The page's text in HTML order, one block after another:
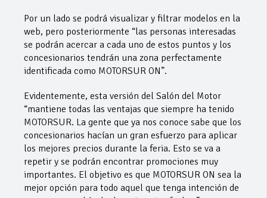
Por un lado se podrá visualizar y filtrar modelos en la
web, pero posteriormente “las personas interesadas
se podrán acercar a cada uno de estos puntos y los
concesionarios tendrán una zona perfectamente
identificada como MOTORSUR ON”.
Evidentemente, esta versión del Salón del Motor
“mantiene todas las ventajas que siempre ha tenido
MOTORSUR. La gente que ya nos conoce sabe que los
concesionarios hacían un gran esfuerzo para aplicar
los mejores precios durante la feria. Esto se va a
repetir y se podrán encontrar promociones muy
importantes. El objetivo es que MOTORSUR ON sea la
mejor opción para todo aquel que tenga intención de